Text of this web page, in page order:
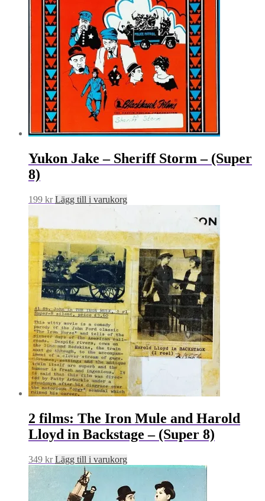
Yukon Jake – Sheriff Storm – (Super
8)
199 kr Lägg till i varukorg
2 films: The Iron Mule and Harold
Lloyd in Backstage – (Super 8)
349 kr Lägg till i varukorg